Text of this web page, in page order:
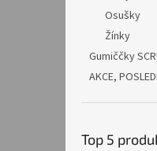
Osušky
Žínky
Gumiččky
AKCE,
Top 5